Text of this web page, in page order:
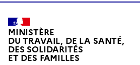
MINISTÈRE
DU TRAVAIL, DE LA SANTÉ,
DES SOLIDARITÉS
ET DES FAMILLES